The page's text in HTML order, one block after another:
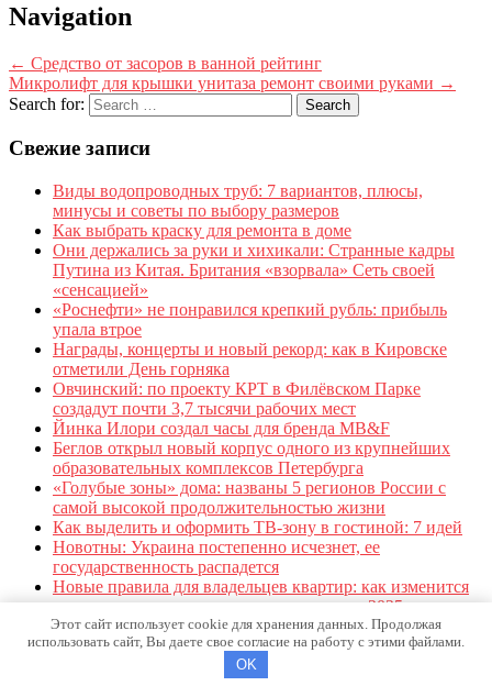
Navigation
← Средство от засоров в ванной рейтинг
Микролифт для крышки унитаза ремонт своими руками →
Search for:
Свежие записи
Виды водопроводных труб: 7 вариантов, плюсы,
минусы и советы по выбору размеров
Как выбрать краску для ремонта в доме
Они держались за руки и хихикали: Странные кадры
Путина из Китая. Британия «взорвала» Сеть своей
«сенсацией»
«Роснефти» не понравился крепкий рубль: прибыль
упала втрое
Награды, концерты и новый рекорд: как в Кировске
отметили День горняка
Овчинский: по проекту КРТ в Филёвском Парке
создадут почти 3,7 тысячи рабочих мест
Йинка Илори создал часы для бренда MB&F
Беглов открыл новый корпус одного из крупнейших
образовательных комплексов Петербурга
«Голубые зоны» дома: названы 5 регионов России с
самой высокой продолжительностью жизни
Как выделить и оформить ТВ-зону в гостиной: 7 идей
Новотны: Украина постепенно исчезнет, ее
государственность распадется
Новые правила для владельцев квартир: как изменится
жизнь в многоквартирных домах с осени 2025 года
О сайте
Этот сайт использует cookie для хранения данных. Продолжая
использовать сайт, Вы даете свое согласие на работу с этими файлами.
OK